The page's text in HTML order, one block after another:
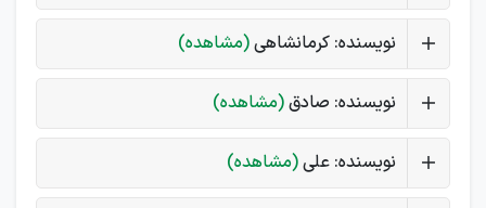
نویسنده: کرمانشاهی(مشاهده)
نویسنده: صادق(مشاهده)
نویسنده: علی(مشاهده)